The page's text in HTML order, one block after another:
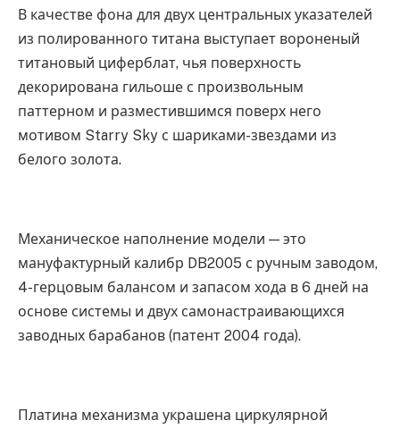
В качестве фона для двух центральных указателей
из полированного титана выступает вороненый
титановый циферблат, чья поверхность
декорирована гильоше с произвольным
паттерном и разместившимся поверх него
мотивом Starry Sky с шариками-звездами из
белого золота.
Механическое наполнение модели — это
мануфактурный калибр DB2005 с ручным заводом,
4-герцовым балансом и запасом хода в 6 дней на
основе системы и двух самонастраивающихся
заводных барабанов (патент 2004 года).
Платина механизма украшена циркулярной